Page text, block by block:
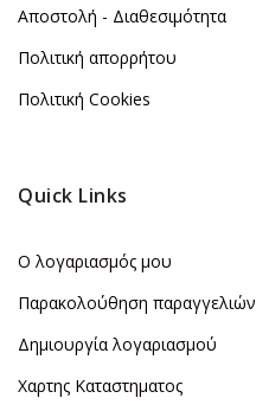
Αποστολή - Διαθεσιμότητα
Πολιτική απορρήτου
Πολιτική Cookies
Quick Links
Ο λογαριασμός μου
Παρακολούθηση παραγγελιών
Δημιουργία λογαριασμού
Χαρτης Καταστηματος